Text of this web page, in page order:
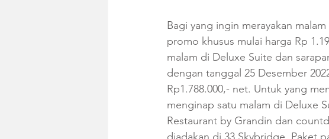
Bagi yang ingin merayakan
promo khusus mulai harga Rp
malam di Deluxe Suite dan
dengan tanggal 25 Desember
Rp1.788.000,- net. Untuk yang
menginap satu malam di Deluxe
Restaurant by Grandin dan